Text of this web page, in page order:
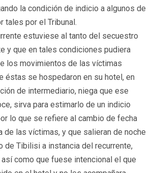
la condición de indicio a algunos de
tales por el Tribunal.
estuviese al tanto del secuestro
y que en tales condiciones pudiera
los movimientos de las víctimas
éstas se hospedaron en su hotel, en
de intermediario, niega que ese
sirva para estimarlo de un indicio
lo que se refiere al cambio de fecha
de las víctimas, y que salieran de noche
de Tibilisi a instancia del recurrente,
como que fuese intencional el que